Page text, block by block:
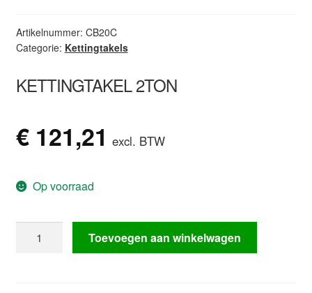
Artikelnummer: CB20C
Categorie: Kettingtakels
KETTINGTAKEL 2TON
€121,21 excl. BTW
Op voorraad
Toevoegen aan winkelwagen